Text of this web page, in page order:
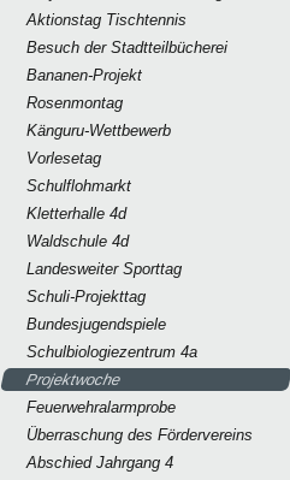
Aktionstag Tischtennis
Besuch der Stadtteilbücherei
Bananen-Projekt
Rosenmontag
Känguru-Wettbewerb
Vorlesetag
Schulflohmarkt
Kletterhalle 4d
Waldschule 4d
Landesweiter Sporttag
Schuli-Projekttag
Bundesjugendspiele
Schulbiologiezentrum 4a
Projektwoche
Feuerwehralarmprobe
Überraschung des Fördervereins
Abschied Jahrgang 4